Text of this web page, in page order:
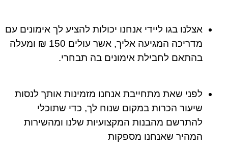
אצלנו בגו ליידי אנחנו יכולות להציע לך אימונים עם
מדריכה המגיעה אליך, אשר עולים 150 ₪ ומעלה
בהתאם לחבילת אימונים בה תבחרי.
לפני שאת מתחייבת אנחנו מזמינות אותך לנסות
שיעור הכרות במקום שנוח לך, כדי שתוכלי
להתרשם מהבנות המקצועיות שלנו ומהשירות
המהיר שאנחנו מספקות